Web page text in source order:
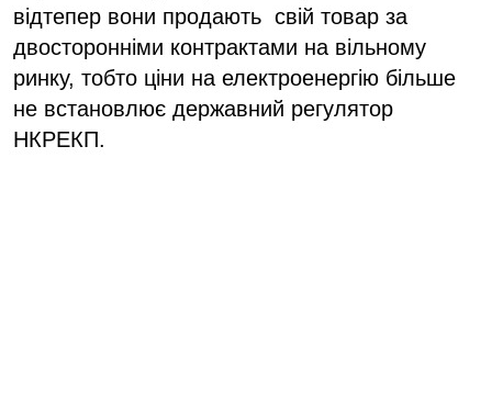
відтепер вони продають свій товар за
двосторонніми контрактами на вільному
ринку, тобто ціни на електроенергію більше
не встановлює державний регулятор
НКРЕКП.